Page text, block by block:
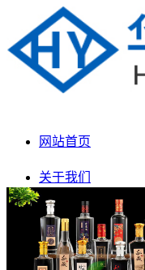
网站首页
关于我们
产品展示
新闻动态